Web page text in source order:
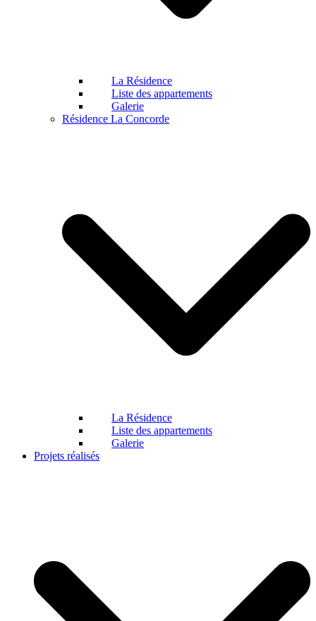
La Résidence
Liste des appartements
Galerie
Résidence La Concorde
La Résidence
Liste des appartements
Galerie
Projets réalisés